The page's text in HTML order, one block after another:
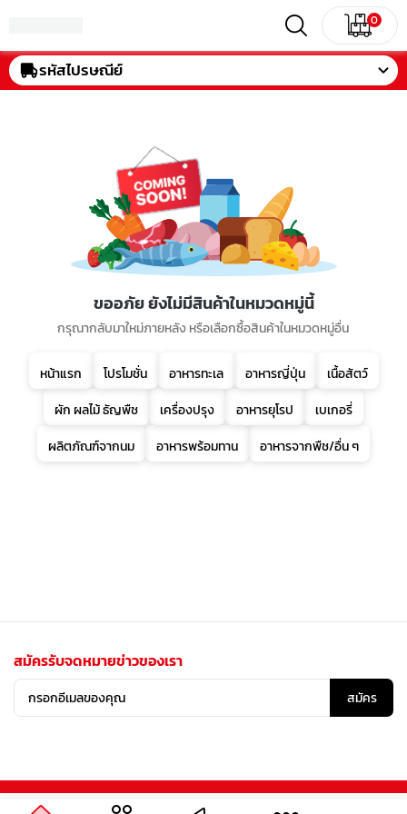
0
รหัสไปรษณีย์
ขออภัย ยังไม่มีสินค้าในหมวดหมู่นี้
กรุณากลับมาใหม่ภายหลัง หรือเลือกซื้อสินค้าในหมวดหมู่อื่น
หน้าแรก โปรโมชั่น อาหารทะเล อาหารญี่ปุ่น
เนื้อสัตว์
ผัก ผลไม้ ธัญพืช
เครื่องปรุง อาหารยุโรป
เบเกอรี่
ผลิตภัณฑ์จากนม
อาหารพร้อมทาน อาหารจากพืช/อื่น ๆ
สมัครรับจดหมายข่าวของเรา
สมัคร